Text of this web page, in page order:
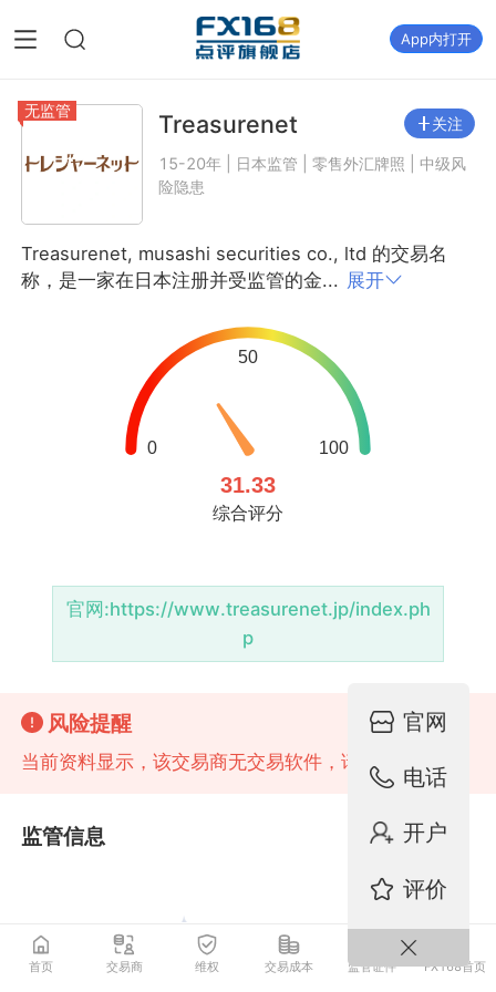
App内打开
无监管 Treasurenet 关注
15-20年 | 日本监管 | 零售外汇牌照 | 中级风
险隐患
Treasurenet, musashi securities co., ltd 的交易名
称，是一家在日本注册并受监管的金... 展开
官网:https://www.treasurenet.jp/index.ph
p
风险提醒
当前资料显示，该交易商无交易软件，请注意风险!
监管信息
官网
电话
开户
评价
首页 交易商 维权 交易成本 监管证件 FX168首页